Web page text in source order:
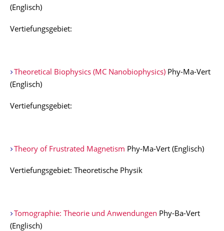
(Englisch)
Vertiefungsgebiet:
Theoretical Biophysics (MC Nanobiophysics) Phy-Ma-Vert
(Englisch)
Vertiefungsgebiet:
Theory of Frustrated Magnetism Phy-Ma-Vert (Englisch)
Vertiefungsgebiet: Theoretische Physik
Tomographie: Theorie und Anwendungen Phy-Ba-Vert
(Englisch)